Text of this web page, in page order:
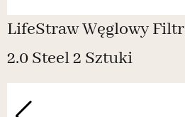
LifeStraw Węglowy
2.0 Steel 2 Sztuki